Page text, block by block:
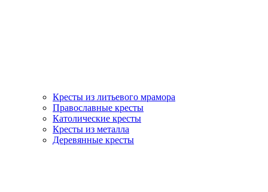
Кресты из литьевого мрамора
Православные кресты
Католические кресты
Кресты из металла
Деревянные кресты